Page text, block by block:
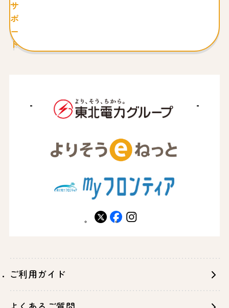
サ
ポ
ー
ト
X facebookinstagram
ご利用ガイド